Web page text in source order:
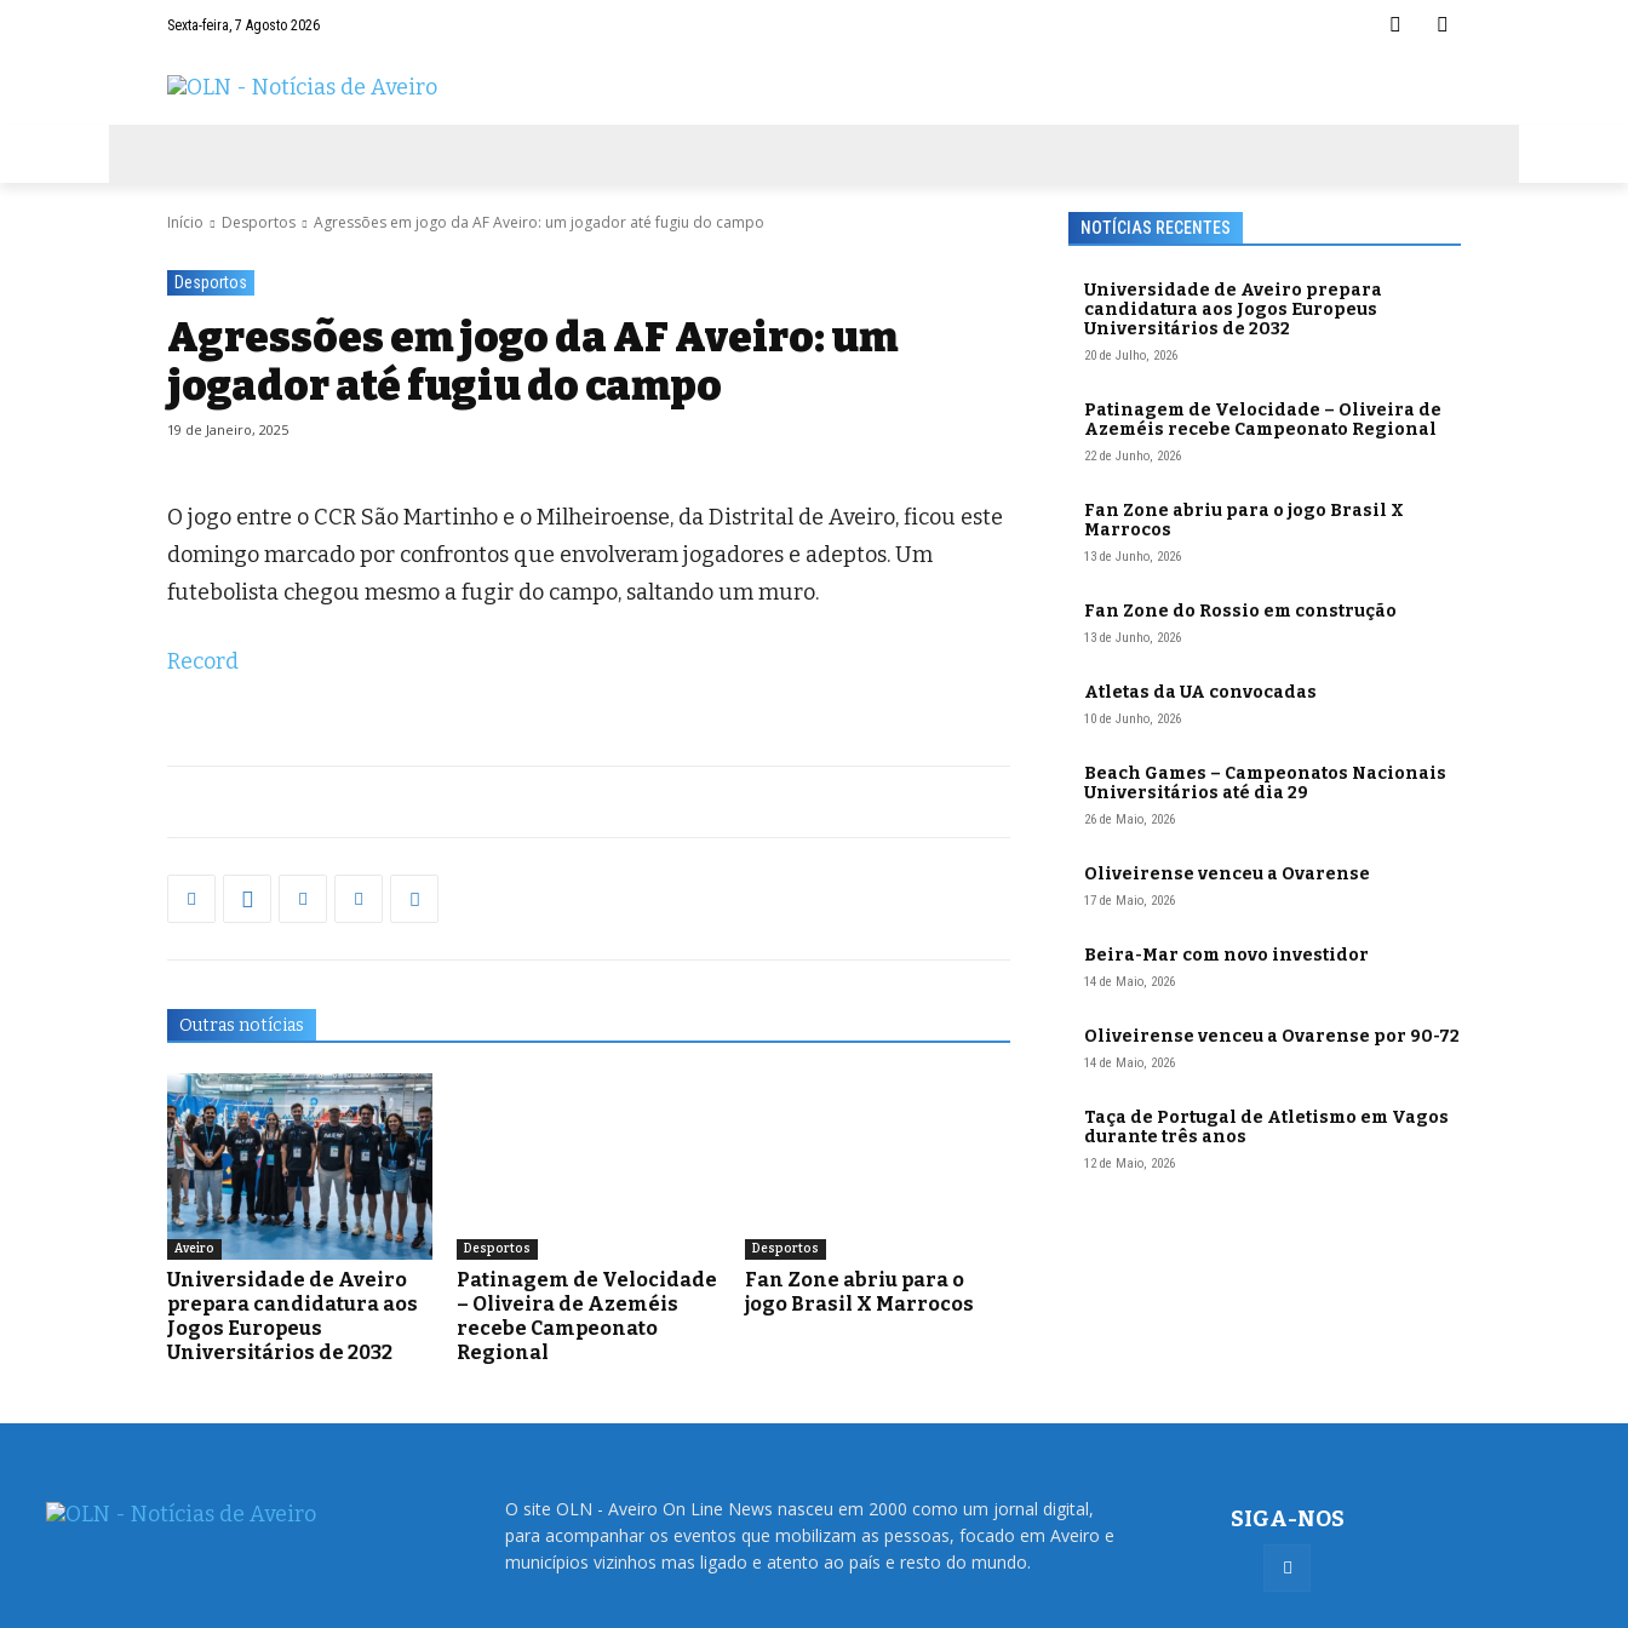
Sexta-feira, 7 Agosto 2026
Início Desportos Agressões em jogo da AF Aveiro: um jogador até fugiu do campo
Desportos
Agressões em jogo da AF Aveiro: um
jogador até fugiu do campo
19 de Janeiro, 2025
O jogo entre o CCR São Martinho e o Milheiroense, da Distrital de Aveiro, ficou este
domingo marcado por confrontos que envolveram jogadores e adeptos. Um
futebolista chegou mesmo a fugir do campo, saltando um muro.
Record
Outras notícias
Aveiro
Universidade de Aveiro
prepara candidatura aos
Jogos Europeus
Universitários de 2032
Desportos
Patinagem de Velocidade
– Oliveira de Azeméis
recebe Campeonato
Regional
Desportos
Fan Zone abriu para o
jogo Brasil X Marrocos
NOTÍCIAS RECENTES
Universidade de Aveiro prepara
candidatura aos Jogos Europeus
Universitários de 2032
20 de Julho, 2026
Patinagem de Velocidade – Oliveira de
Azeméis recebe Campeonato Regional
22 de Junho, 2026
Fan Zone abriu para o jogo Brasil X
Marrocos
13 de Junho, 2026
Fan Zone do Rossio em construção
13 de Junho, 2026
Atletas da UA convocadas
10 de Junho, 2026
Beach Games – Campeonatos Nacionais
Universitários até dia 29
26 de Maio, 2026
Oliveirense venceu a Ovarense
17 de Maio, 2026
Beira-Mar com novo investidor
14 de Maio, 2026
Oliveirense venceu a Ovarense por 90-72
14 de Maio, 2026
Taça de Portugal de Atletismo em Vagos
durante três anos
12 de Maio, 2026
O site OLN - Aveiro On Line News nasceu em 2000 como um jornal digital,
para acompanhar os eventos que mobilizam as pessoas, focado em Aveiro e
municípios vizinhos mas ligado e atento ao país e resto do mundo.
SIGA-NOS